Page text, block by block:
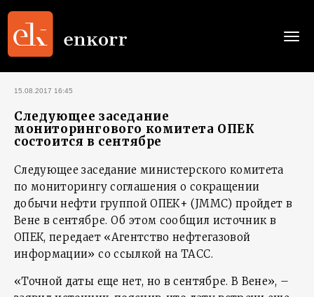
15.08.2017 16:45
Следующее заседание
мониторингового комитета ОПЕК
состоится в сентябре
Следующее заседание министерского комитета
по мониторингу соглашения о сокращении
добычи нефти группой ОПЕК+ (JMMC) пройдет в
Вене в сентябре. Об этом сообщил источник в
ОПЕК, передает «Агентство нефтегазовой
информации» со ссылкой на ТАСС.
«Точной даты еще нет, но в сентябре. В Вене», –